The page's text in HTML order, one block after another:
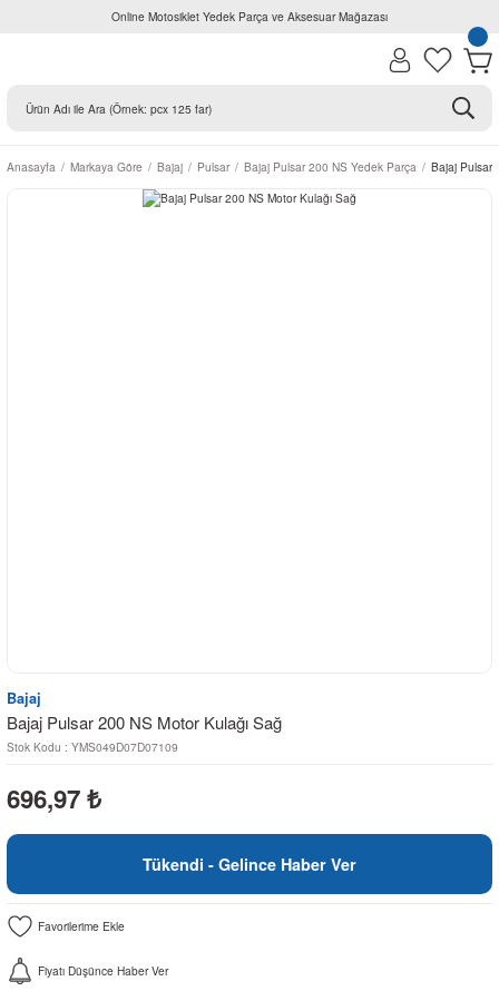
Online Motosiklet Yedek Parça ve Aksesuar Mağazası
Anasayfa Markaya Göre Bajaj Pulsar Bajaj Pulsar 200 NS Yedek Parça Bajaj Pulsar
Bajaj
Bajaj Pulsar 200 NS Motor Kulağı Sağ
Stok Kodu : YMS049D07D07109
696,97 ₺
Tükendi - Gelince Haber Ver
Fiyatı Düşünce Haber Ver